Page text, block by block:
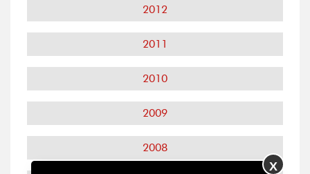
2012
2011
2010
2009
2008
X